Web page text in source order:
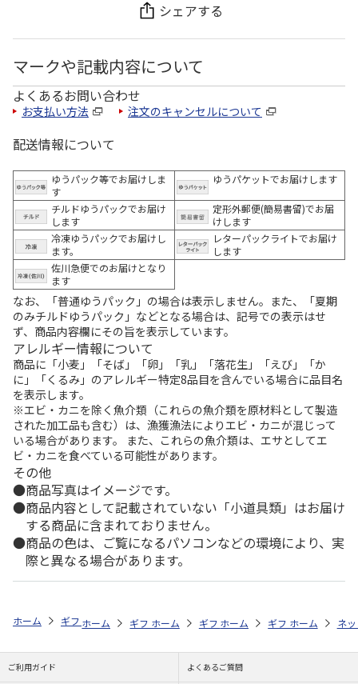
シェアする
マークや記載内容について
よくあるお問い合わせ
お支払い方法 注文のキャンセルについて
配送情報について
ゆうパック等でお届けしま
す
ゆうパケットでお届けします
チルドゆうパックでお届け
します
定形外郵便(簡易書留)でお届
けします
冷凍ゆうパックでお届けし
ます。
レターパックライトでお届け
します
佐川急便でのお届けとなり
ます
なお、「普通ゆうパック」の場合は表示しません。また、「夏期
のみチルドゆうパック」などとなる場合は、記号での表示はせ
ず、商品内容欄にその旨を表示しています。
アレルギー情報について
商品に「小麦」「そば」「卵」「乳」「落花生」「えび」「か
に」「くるみ」のアレルギー特定8品目を含んでいる場合に品目名
を表示します。
※エビ・カニを除く魚介類（これらの魚介類を原材料として製造
された加工品も含む）は、漁獲漁法によりエビ・カニが混じって
いる場合があります。 また、これらの魚介類は、エサとしてエ
ビ・カニを食べている可能性があります。
その他
商品写真はイメージです。
商品内容として記載されていない「小道具類」はお届け
する商品に含まれておりません。
商品の色は、ご覧になるパソコンなどの環境により、実
際と異なる場合があります。
ホーム ギフト通販 内祝い・お返し 出産内祝い オランジー ハン
ホーム ギフト通販 内祝い・お返し 出産内祝い
ホーム ギフト通販 内祝い・お返し
ホーム ギフト通販 内
ホーム ネ
ご利用ガイド よくあるご質問